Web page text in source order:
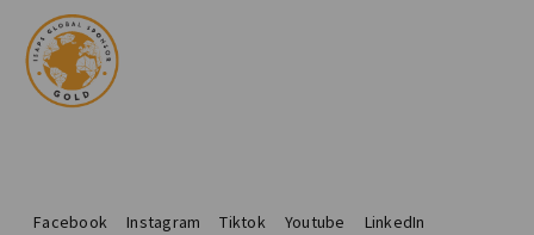
Facebook Instagram Tiktok Youtube
LinkedIn